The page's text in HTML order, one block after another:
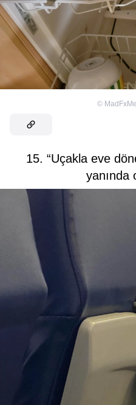
©
15. “Uçakla eve
yanında